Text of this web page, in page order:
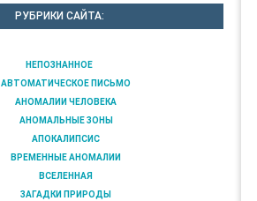
РУБРИКИ САЙТА:
НЕПОЗНАННОЕ
АВТОМАТИЧЕСКОЕ ПИСЬМО
АНОМАЛИИ ЧЕЛОВЕКА
АНОМАЛЬНЫЕ ЗОНЫ
АПОКАЛИПСИС
ВРЕМЕННЫЕ АНОМАЛИИ
ВСЕЛЕННАЯ
ЗАГАДКИ ПРИРОДЫ